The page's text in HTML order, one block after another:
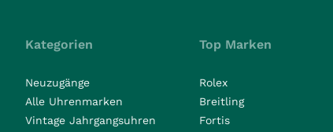
Kategorien
Neuzugänge
Alle Uhrenmarken
Vintage Jahrgangsuhren
Top Marken
Rolex
Breitling
Fortis